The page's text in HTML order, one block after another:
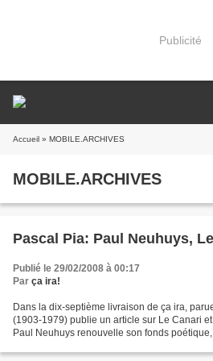
Publicité
Accueil » MOBILE.ARCHIVES
MOBILE.ARCHIVES
Pascal Pia: Paul Neuhuys,
Publié le 29/02/2008 à 00:17
Par ça ira!
Dans la dix-septième livraison de ça ira,
(1903-1979) publie un article sur Le Canari
Paul Neuhuys renouvelle son fonds